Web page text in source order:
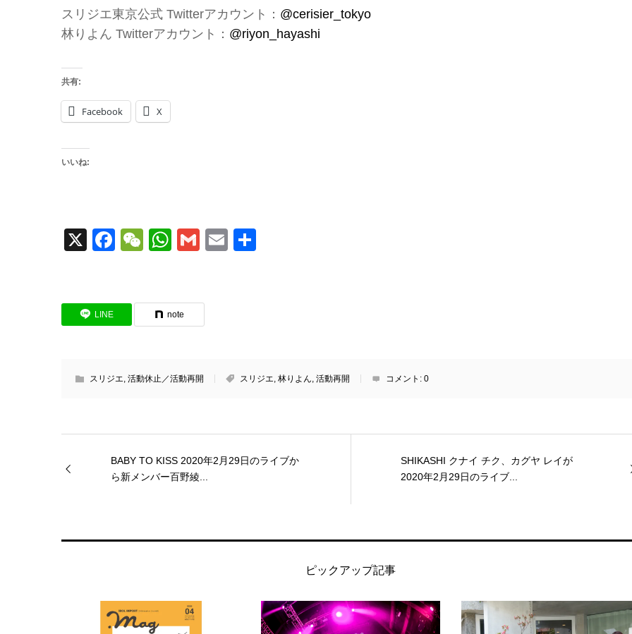
スリジエ東京公式 Twitterアカウント： @cerisier_tokyo
林りよん Twitterアカウント： @riyon_hayashi
共有:
Facebook X
いいね:
X Facebook
WeChat
WhatsApp
GmailEmail
LINE note
スリジエ 活動休止／活動再開 スリジエ 林りよん 活動再開 コメント: 0
BABY TO KISS 2020年2月29日のライブか
ら新メンバー百野綾...
SHIKASHI クナイ チク、カグヤ レイが
2020年2月29日のライブ...
ピックアップ記事